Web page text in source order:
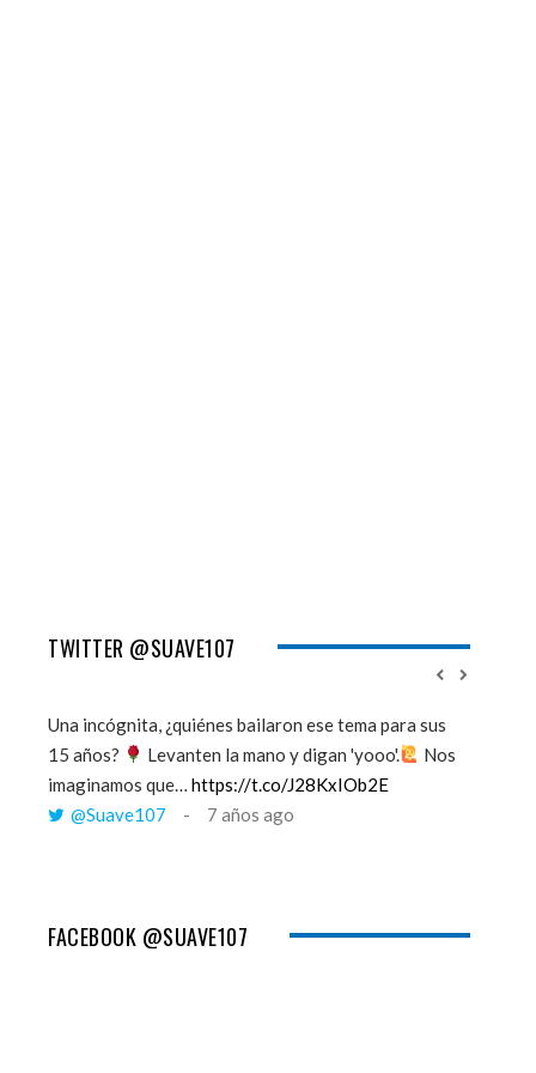
TWITTER @SUAVE107
Una incógnita, ¿quiénes bailaron ese tema para sus
15 años?
Levanten la mano y digan 'yooo'.
Nos
imaginamos que… https://t.co/J28KxIOb2E
@Suave107
7 años ago
FACEBOOK @SUAVE107